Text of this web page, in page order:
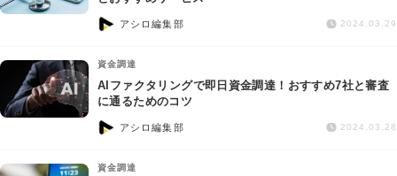
債権回収
IT・ネット
資金調達
アシロ編集部 2024.03.29
資金調達
AIファクタリングで即日資金調達！おすすめ7社と審査
に通るためのコツ
アシロ編集部 2024.03.28
資金調達